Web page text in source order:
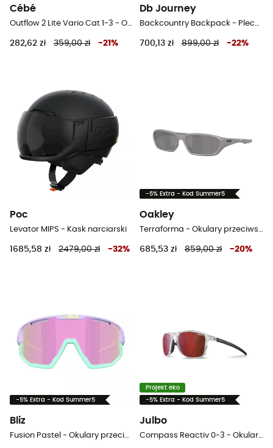
Cébé
Outflow 2 Lite Vario Cat 1-3 - Okulary rowerowe
282,62 zł 359,00 zł -21 %
Db Journey
Backcountry Backpack - Plecak narciaski
700,13 zł 899,00 zł -22%
Poc
Levator MIPS - Kask narciarski
1685,58 zł 2479,00 zł -32%
-5% Extra - Kod Summer5
Oakley
Terraforma - Okulary przeciwsłoneczne
685,53 zł 859,00 zł -20%
-5% Extra - Kod Summer5
Bliz
Fusion Pastel - Okulary przeciwsłoneczne
Projekt eko
-5% Extra - Kod Summer5
Julbo
Compass Reactiv 0-3 - Okulary przeciwsłoneczne